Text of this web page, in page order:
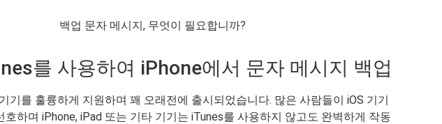
백업 문자 메시지, 무엇이 필요합니까?
를 사용하여 iPhone에서 문자 메시지 백업
기를 훌륭하게 지원하며 꽤 오래전에 출시되었습니다. 많은 사람들이 iOS 기기
호하며 iPhone, iPad 또는 기타 기기는 iTunes를 사용하지 않고도 완벽하게 작동